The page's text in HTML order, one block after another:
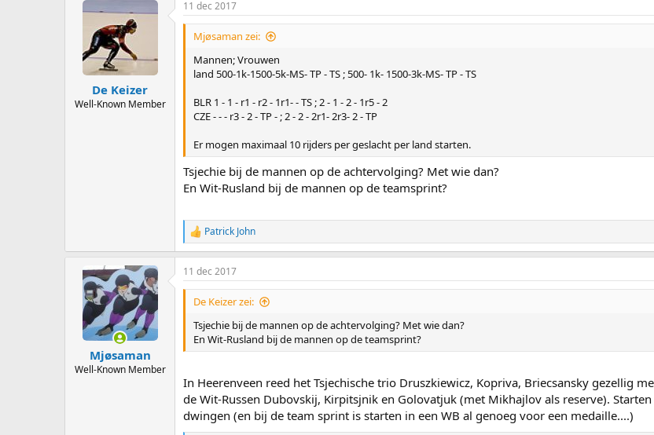
c
t
De Keizer
Well-Known Member
11 dec 2017
Mjøsaman zei:
Mannen; Vrouwen
land 500-1k-1500-5k-MS- TP - TS ; 500- 1k- 1500-3k-MS- TP - TS
BLR 1 - 1 - r1 - r2 - 1r1- - TS ; 2 - 1 - 2 - 1r5 - 2
CZE - - - r3 - 2 - TP - ; 2 - 2 - 2r1- 2r3- 2 - TP
Er mogen maximaal 10 rijders per geslacht per land starten.
Tsjechie bij de mannen op de achtervolging? Met wie dan?
En Wit-Rusland bij de mannen op de teamsprint?
R
e
a
c
t
n
:
Patrick John
Mjøsaman
Well-Known Member
11 dec 2017
De Keizer zei:
Tsjechie bij de mannen op de achtervolging? Met wie dan?
En Wit-Rusland bij de mannen op de teamsprint?
In Heerenveen reed het Tsjechische trio Druszkiewicz, Kopriva, Briecsansky gezellig
de Wit-Russen Dubovskij, Kirpitsjnik en Golovatjuk (met Mikhajlov als reserve).
dwingen (en bij de team sprint is starten in een WB al genoeg voor een medaille....)